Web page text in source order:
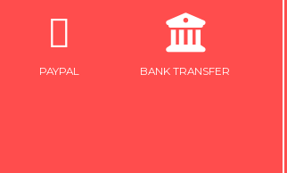
PAYPAL BANK TRANSFER